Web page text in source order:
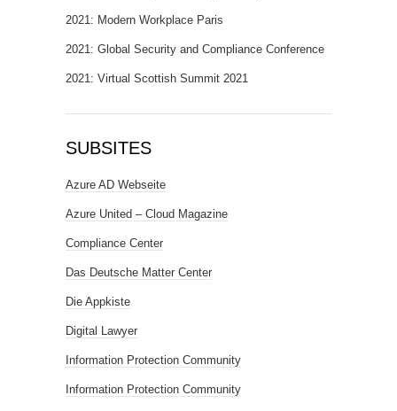
2021: Modern Workplace Paris
2021: Global Security and Compliance Conference
2021: Virtual Scottish Summit 2021
SUBSITES
Azure AD Webseite
Azure United – Cloud Magazine
Compliance Center
Das Deutsche Matter Center
Die Appkiste
Digital Lawyer
Information Protection Community
Information Protection Community